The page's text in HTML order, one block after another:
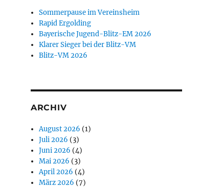
Sommerpause im Vereinsheim
Rapid Ergolding
Bayerische Jugend-Blitz-EM 2026
Klarer Sieger bei der Blitz-VM
Blitz-VM 2026
ARCHIV
August 2026 (1)
Juli 2026 (3)
Juni 2026 (4)
Mai 2026 (3)
April 2026 (4)
März 2026 (7)